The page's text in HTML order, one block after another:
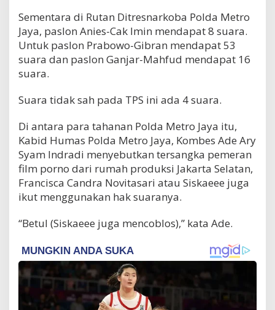
Sementara di Rutan Ditresnarkoba Polda Metro
Jaya, paslon Anies-Cak Imin mendapat 8 suara.
Untuk paslon Prabowo-Gibran mendapat 53
suara dan paslon Ganjar-Mahfud mendapat 16
suara.
Suara tidak sah pada TPS ini ada 4 suara.
Di antara para tahanan Polda Metro Jaya itu,
Kabid Humas Polda Metro Jaya, Kombes Ade Ary
Syam Indradi menyebutkan tersangka pemeran
film porno dari rumah produksi Jakarta Selatan,
Francisca Candra Novitasari atau Siskaeee juga
ikut menggunakan hak suaranya.
“Betul (Siskaeee juga mencoblos),” kata Ade.